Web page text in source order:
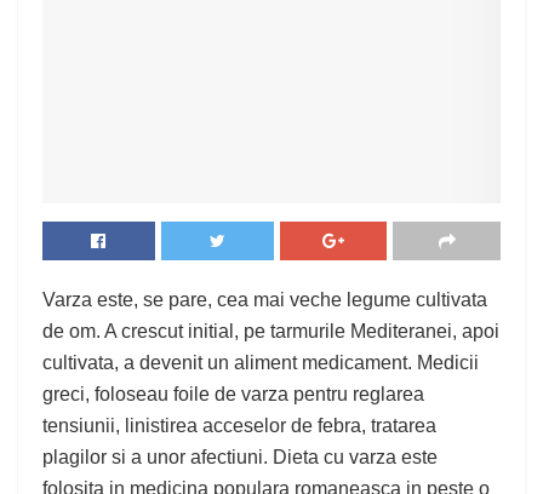
Varza este, se pare, cea mai veche legume cultivata
de om. A crescut initial, pe tarmurile Mediteranei, apoi
cultivata, a devenit un aliment medicament. Medicii
greci, foloseau foile de varza pentru reglarea
tensiunii, linistirea acceselor de febra, tratarea
plagilor si a unor afectiuni. Dieta cu varza este
folosita in medicina populara romaneasca in peste o